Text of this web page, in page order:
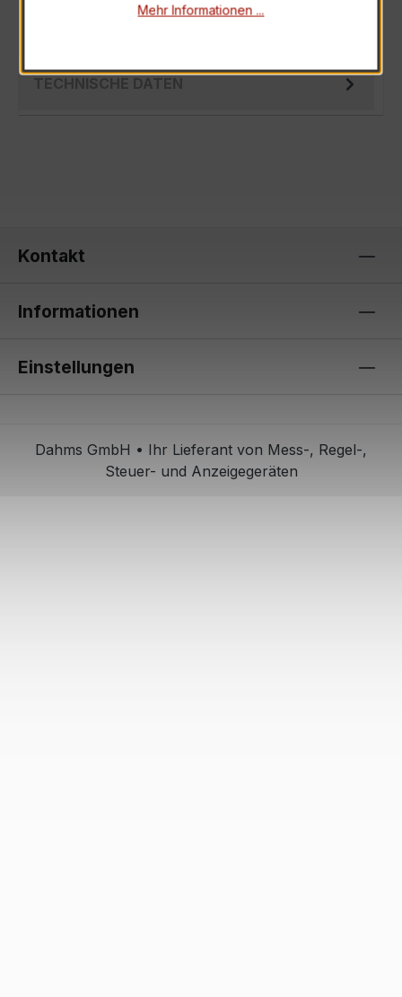
Messwandler der bewährten EASKD-Serie,…
TECHNISCHE DATEN
Kontakt
Informationen
Einstellungen
Dahms GmbH • Ihr Lieferant von Mess-, Regel-,
Steuer- und Anzeigegeräten
Mehr Informationen ...